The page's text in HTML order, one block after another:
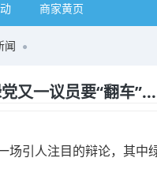
商家黄页
闻
又一议员要“翻车
场引人注目的辩论，其